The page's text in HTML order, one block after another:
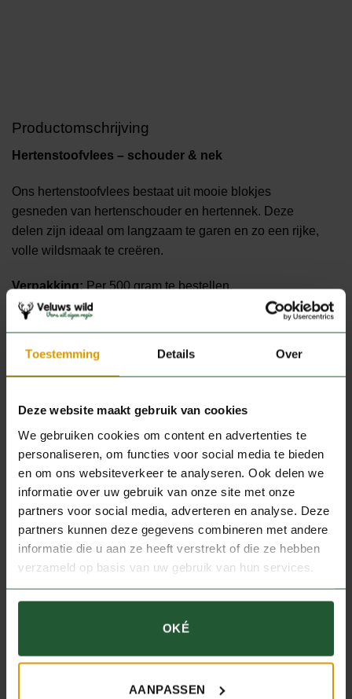
Toestemming Details Over
Deze website maakt gebruik van cookies
We gebruiken cookies om content en advertenties te
personaliseren, om functies voor social media te bieden
en om ons websiteverkeer te analyseren. Ook delen we
informatie over uw gebruik van onze site met onze
partners voor social media, adverteren en analyse. Deze
partners kunnen deze gegevens combineren met andere
informatie die u aan ze heeft verstrekt of die ze hebben
verzameld op basis van uw gebruik van hun services.
OKÉ
AANPASSEN
Productomschrijving
Hertenstoofvlees – schouder & nek
Ons hertenstoofvlees bestaat uit mooie blokjes
gesneden van hertenschouder en hertennek. Deze
delen zijn ideaal om langzaam te garen en zo een rijke,
volle wildsmaak te creëren.
Verpakking:Per 500 gram te bestellen.
Bereidingstip:
Productspecificaties
GEWICHT 1 kg
JE ZOU OOK KUNNEN HOUDEN
VAN …
KRUIDEN EN SAUZEN Hazenpeper
€28,90